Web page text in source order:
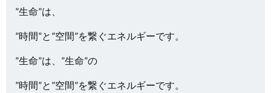
”生命”は、
”時間”と”空間”を繋ぐエネルギーです。
”生命”は、”生命”の
”時間”と”空間”を繋ぐエネルギーです。